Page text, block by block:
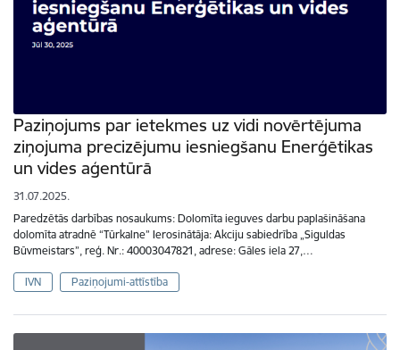
Paziņojums par ietekmes uz vidi novērtējuma
ziņojuma precizējumu iesniegšanu Enerģētikas
un vides aģentūrā
31.07.2025.
Paredzētās darbības nosaukums: Dolomīta ieguves darbu paplašināšana
dolomīta atradnē “Tūrkalne” Ierosinātāja: Akciju sabiedrība „Siguldas
Būvmeistars”, reģ. Nr.: 40003047821, adrese: Gāles iela 27,…
IVN Paziņojumi-attīstība